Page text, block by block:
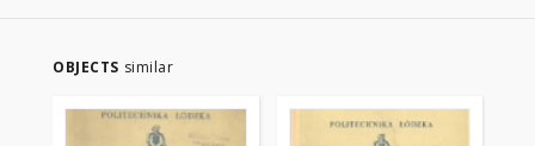
OBJECTS similar